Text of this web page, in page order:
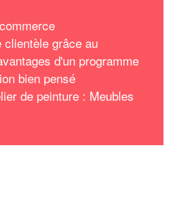
clientèle grâce au
d'un programme
bien pensé
de peinture : Meubles